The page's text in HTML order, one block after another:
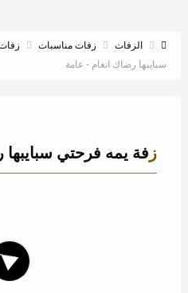
الزفات زفات مناسبات
سبايبها رضاك انغام - عامة
زفة يمه فرحتي